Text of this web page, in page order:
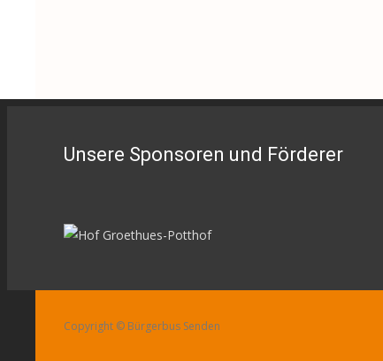
Unsere Sponsoren und Förderer
Copyright © Bürgerbus Senden